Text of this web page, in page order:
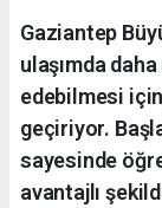
Gaziantep
ulaşımda
edebilmesi
geçiriyor.
sayesinde
avantajlı